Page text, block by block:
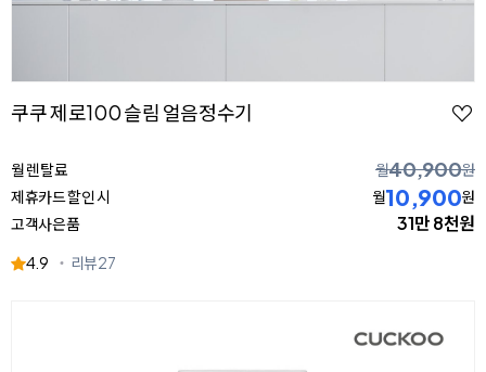
쿠쿠 제로100 슬림 얼음정수기
월 렌탈료 월40,900원
제휴카드 할인 시
월10,900원
고객사은품
31만 8천원
4.9 리뷰27